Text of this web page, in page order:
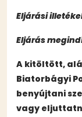
Eljárási
Eljárás
A kitöltött,
Biatorbágyi
benyújtani
vagy